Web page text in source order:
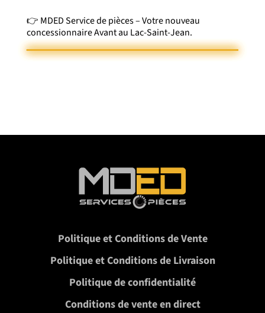
👉 MDED Service de pièces – Votre nouveau
concessionnaire Avant au Lac-Saint-Jean.
Politique et Conditions de Vente
Politique et Conditions de Livraison
Politique de confidentialité
Conditions de vente en direct